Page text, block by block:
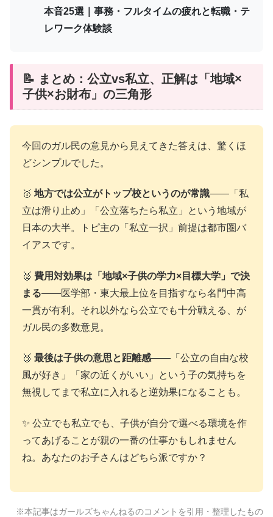
本音25選｜事務・フルタイムの疲れと転職・テ
レワーク体験談
📝 まとめ：公立vs私立、正解は「地域×
子供×お財布」の三角形
今回のガル民の意見から見えてきた答えは、驚くほ
どシンプルでした。
🥇 地方では公立がトップ校というのが常識——「私
立は滑り止め」「公立落ちたら私立」という地域が
日本の大半。トピ主の「私立一択」前提は都市圏バ
イアスです。
🥈 費用対効果は「地域×子供の学力×目標大学」で決
まる——医学部・東大最上位を目指すなら名門中高
一貫が有利。それ以外なら公立でも十分戦える、が
ガル民の多数意見。
🥉 最後は子供の意思と距離感——「公立の自由な校
風が好き」「家の近くがいい」という子の気持ちを
無視してまで私立に入れると逆効果になることも。
✨ 公立でも私立でも、子供が自分で選べる環境を作
ってあげることが親の一番の仕事かもしれません
ね。あなたのお子さんはどちら派ですか？
※本記事はガールズちゃんねるのコメントを引用・整理したもの